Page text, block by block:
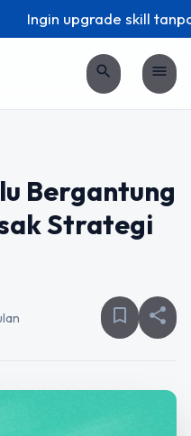
Ingin upgrade skill
search menu
Bergantung
Strategi
bookmark_border share